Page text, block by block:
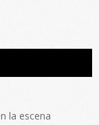
la escena